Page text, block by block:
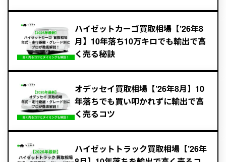
ハイゼットカーゴ買取相場【’26年8
月】10年落ち10万キロでも輸出で高
く売る秘訣
オデッセイ買取相場【’26年8月】10
年落ちでも買い叩かれずに輸出で高
く売るコツ
ハイゼットトラック買取相場【’26年